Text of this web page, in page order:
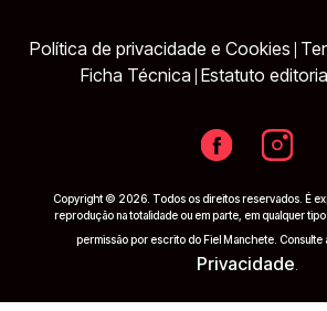
Política de privacidade e Cookies
Ficha Técnica Estatuto
Copyright © 2026. Todos os direitos reservados. É
reprodução na totalidade ou em parte, em qualquer
permissão por escrito do Fiel Manchete. Consulte
Privacidade